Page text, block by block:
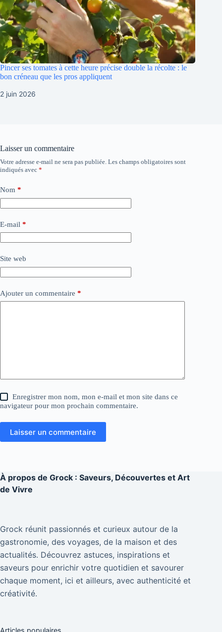
Pincer ses tomates à cette heure précise double la récolte : le
bon créneau que les pros appliquent
2 juin 2026
Laisser un commentaire
Votre adresse e-mail ne sera pas publiée. Les champs obligatoires sont
indiqués avec *
Nom *
E-mail *
Site web
Ajouter un commentaire *
Enregistrer mon nom, mon e-mail et mon site dans ce
navigateur pour mon prochain commentaire.
Laisser un commentaire
À propos de Grock : Saveurs, Découvertes et Art
de Vivre
Grock réunit passionnés et curieux autour de la
gastronomie, des voyages, de la maison et des
actualités. Découvrez astuces, inspirations et
saveurs pour enrichir votre quotidien et savourer
chaque moment, ici et ailleurs, avec authenticité et
créativité.